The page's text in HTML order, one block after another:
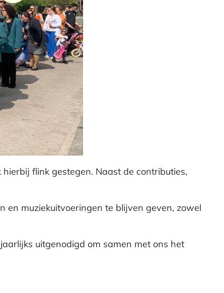
flink gestegen. Naast de contributies,
en muziekuitvoeringen te blijven geven, zowel
uitgenodigd om samen met ons het